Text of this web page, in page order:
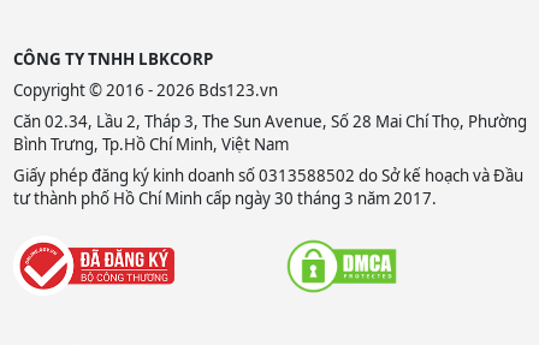
CÔNG TY TNHH LBKCORP
Copyright © 2016 - 2026 Bds123.vn
Căn 02.34, Lầu 2, Tháp 3, The Sun Avenue, Số 28 Mai Chí Thọ, Phường
Bình Trưng, Tp.Hồ Chí Minh, Việt Nam
Giấy phép đăng ký kinh doanh số 0313588502 do Sở kế hoạch và Đầu
tư thành phố Hồ Chí Minh cấp ngày 30 tháng 3 năm 2017.